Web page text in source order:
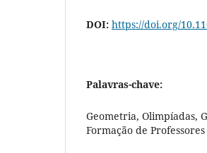
DOI: https://doi.org/
Palavras-chave:
Geometria, Olimpíadas,
Formação de Professores